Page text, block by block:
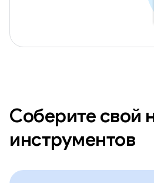
Соберите свой
инструментов